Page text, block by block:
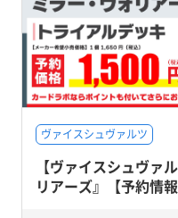
ヴァイスシュヴァルツ
【ヴァイスシュヴァ
リアーズ』【予約情報